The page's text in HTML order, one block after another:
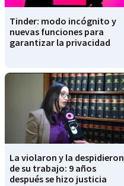
Tinder: modo incógnito y
nuevas funciones para
garantizar la privacidad
La violaron y la despidieron
de su trabajo: 9 años
después se hizo justicia